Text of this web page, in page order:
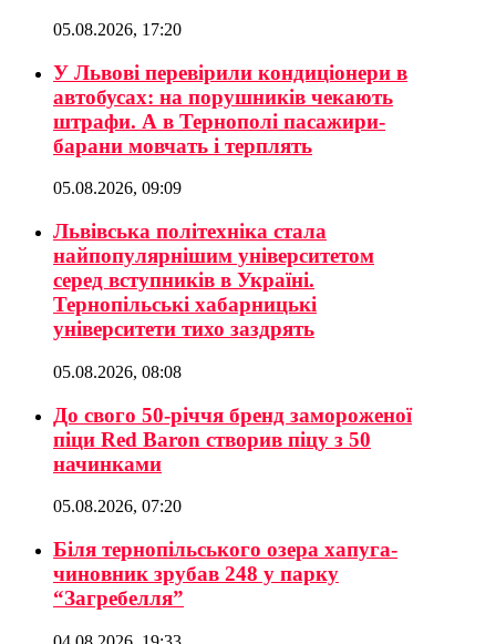
05.08.2026, 17:20
У Львові перевірили кондиціонери в
автобусах: на порушників чекають
штрафи. А в Тернополі пасажири-
барани мовчать і терплять
05.08.2026, 09:09
Львівська політехніка стала
найпопулярнішим університетом
серед вступників в Україні.
Тернопільські хабарницькі
університети тихо заздрять
05.08.2026, 08:08
До свого 50-річчя бренд замороженої
піци Red Baron створив піцу з 50
начинками
05.08.2026, 07:20
Біля тернопільського озера хапуга-
чиновник зрубав 248 у парку
“Загребелля”